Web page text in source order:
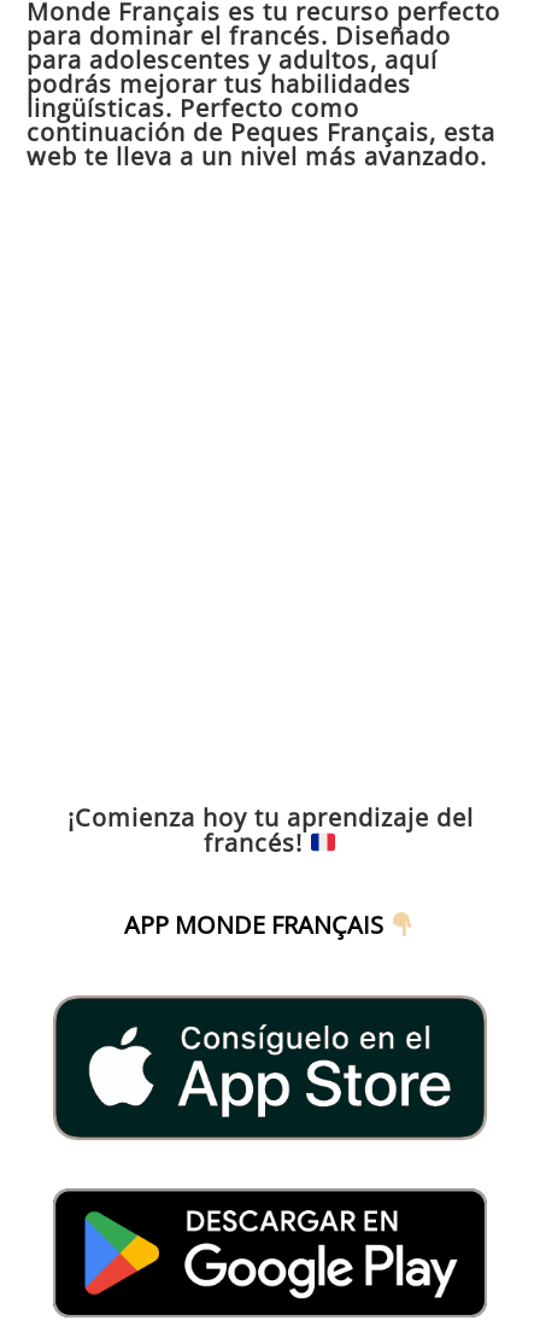
Monde Français es tu recurso perfecto
para dominar el francés. Diseñado
para adolescentes y adultos, aquí
podrás mejorar tus habilidades
lingüísticas. Perfecto como
continuación de Peques Français, esta
web te lleva a un nivel más avanzado.
¡Comienza hoy tu aprendizaje del
francés!
APP MONDE FRANÇAIS